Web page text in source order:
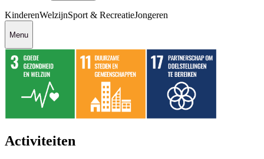
KinderenWelzijnSport & RecreatieJongeren
Menu
Activiteiten